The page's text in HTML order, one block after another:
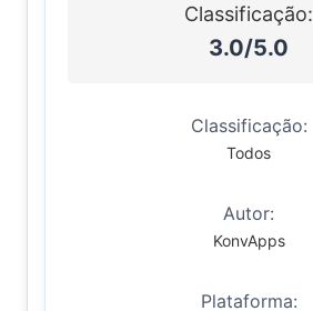
Classificação:
3.0/5.0
Classificação:
Todos
Autor:
KonvApps
Plataforma: